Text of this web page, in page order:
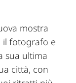
mostra
il fotografo e
sua ultima
città, con